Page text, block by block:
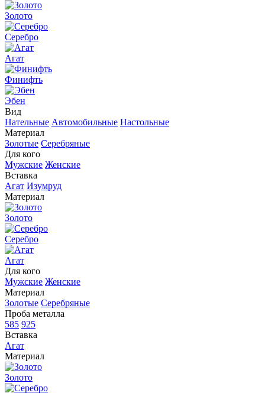
Золото
Серебро
Агат
Финифть
Эбен
Вид
Нательные Автомобильные Настольные
Материал
Золотые Серебряные
Для кого
Мужские Женские
Вставка
Агат Изумруд
Материал
Золото
Серебро
Агат
Для кого
Мужские Женские
Материал
Золотые Серебряные
Проба металла
585 925
Вставка
Агат
Материал
Золото